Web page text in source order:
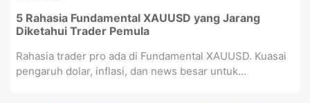
5 Rahasia Fundamental XAUUSD yang Jarang
Diketahui Trader Pemula
Rahasia trader pro ada di Fundamental XAUUSD. Kuasai
pengaruh dolar, inflasi, dan news besar untuk...